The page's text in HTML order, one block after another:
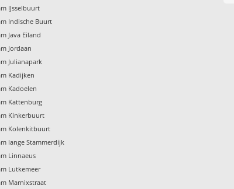
IJsselbuurt
Indische Buurt
Java Eiland
Jordaan
Julianapark
Kadijken
Kadoelen
Kattenburg
Kinkerbuurt
Kolenkitbuurt
lange Stammerdijk
Linnaeus
Lutkemeer
Marnixstraat